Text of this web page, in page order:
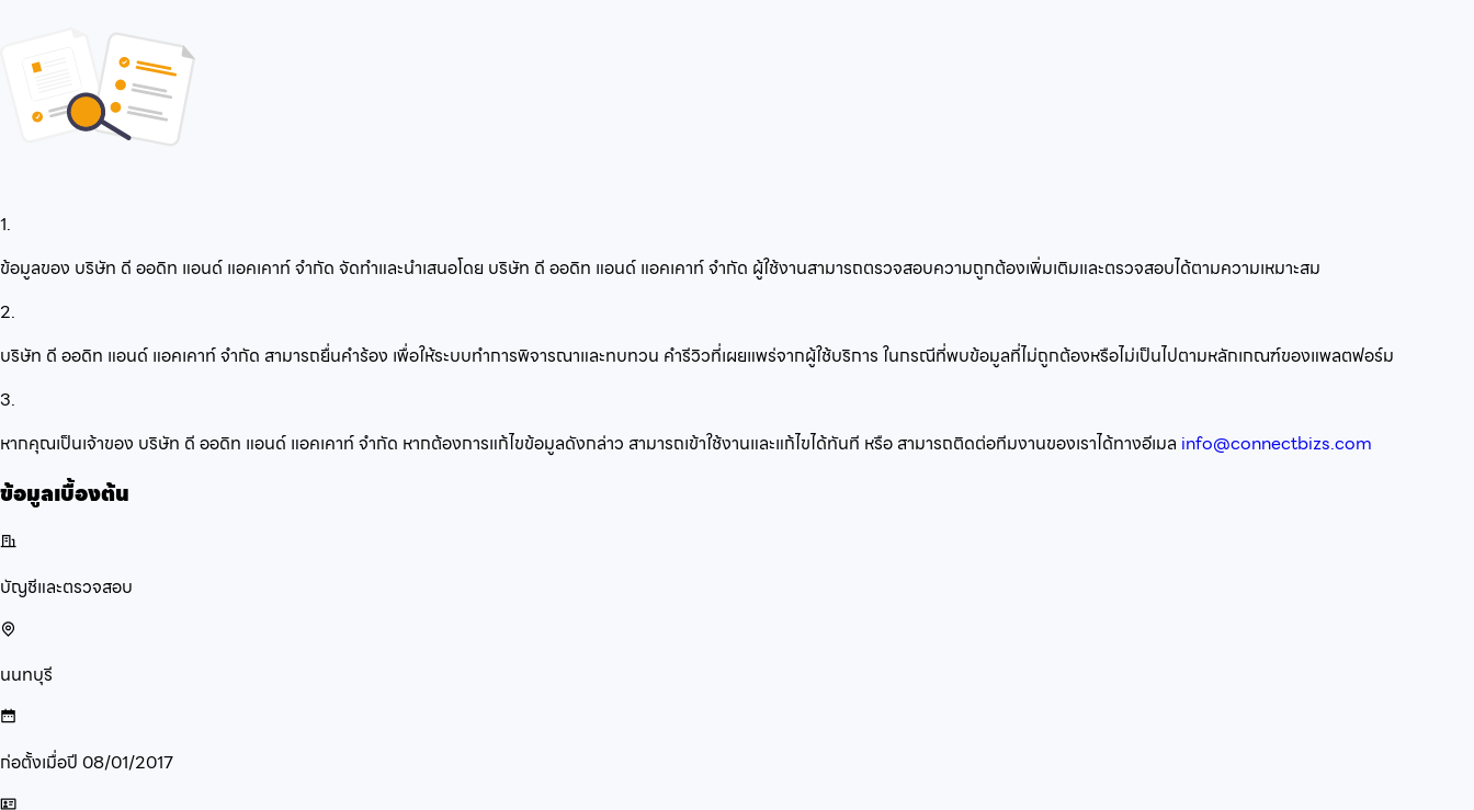
1.
ข้อมูลของ บริษัท ดี ออดิท แอนด์ แอคเคาท์ จำกัด จัดทำและนำเสนอโดย บริษัท ดี ออดิท แอนด์ แอคเคาท์ จำกัด ผู้ใช้งานสามารถตรวจสอบความถูกต้องเพิ่มเติมและตรวจสอบได้ตามความเหมาะสม
2.
บริษัท ดี ออดิท แอนด์ แอคเคาท์ จำกัด สามารถยื่นคำร้อง เพื่อให้ระบบทำการพิจารณาและทบทวน คำรีวิวที่เผยแพร่จากผู้ใช้บริการ ในกรณีที่พบข้อมูลที่ไม่ถูกต้องหรือไม่เป็นไปตามหลักเกณฑ์ของแพลตฟอร์ม
3.
หากคุณเป็นเจ้าของ บริษัท ดี ออดิท แอนด์ แอคเคาท์ จำกัด หากต้องการแก้ไขข้อมูลดังกล่าว สามารถเข้าใช้งานและแก้ไขได้ทันที หรือ สามารถติดต่อทีมงานของเราได้ทางอีเมล info@connectbizs.com
ข้อมูลเบื้องต้น
บัญชีและตรวจสอบ
นนทบุรี
ก่อตั้งเมื่อปี 08/01/2017